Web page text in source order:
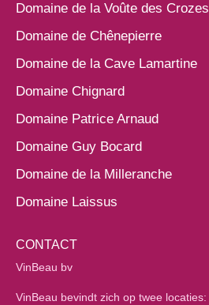
Domaine de la Voûte des Crozes
Domaine de Chênepierre
Domaine de la Cave Lamartine
Domaine Chignard
Domaine Patrice Arnaud
Domaine Guy Bocard
Domaine de la Milleranche
Domaine Laissus
CONTACT
VinBeau bv
VinBeau bevindt zich op twee locaties: